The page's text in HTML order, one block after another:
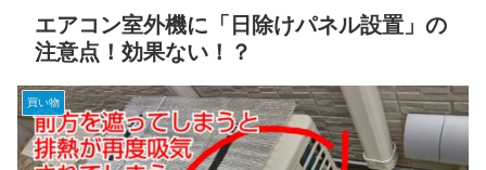
エアコン室外機に「日除けパネル設置」の
注意点！効果ない！？
買い物